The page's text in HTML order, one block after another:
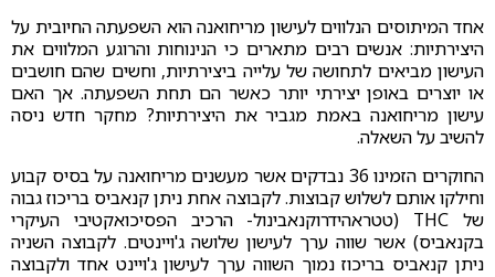
אחד המיתוסים הנלווים לעישון מריחואנה הוא השפעתה החיובית על
היצירתיות: אנשים רבים מתארים כי הנינוחות והרוגע המלווים את
העישון מביאים לתחושה של עלייה ביצירתיות, וחשים שהם חושבים
או יוצרים באופן יצירתי יותר כאשר הם תחת השפעתה. אך האם
עישון מריחואנה באמת מגביר את היצירתיות? מחקר חדש ניסה
להשיב על השאלה.
החוקרים הזמינו 36 נבדקים אשר מעשנים מריחואנה על בסיס קבוע
וחילקו אותם לשלוש קבוצות. לקבוצה אחת ניתן קנאביס בריכוז גבוה
של THC (טטראהידרוקנאבינול- הרכיב הפסיכואקטיבי העיקרי
בקנאביס) אשר שווה ערך לעישון שלושה ג'ויינטים. לקבוצה השניה
ניתן קנאביס בריכוז נמוך השווה ערך לעישון ג'ויינט אחד ולקבוצה